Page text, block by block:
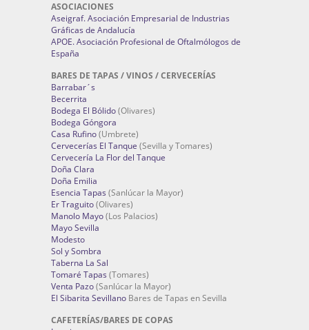
ASOCIACIONES
Aseigraf. Asociación Empresarial de Industrias
Gráficas de Andalucía
APOE. Asociación Profesional de Oftalmólogos de
España
BARES DE TAPAS / VINOS / CERVECERÍAS
Barrabar´s
Becerrita
Bodega El Bólido(Olivares)
Bodega Góngora
Casa Rufino(Umbrete)
Cervecerías El Tanque (Sevilla y Tomares)
Cervecería La Flor del Tanque
Doña Clara
Doña Emilia
Esencia Tapas (Sanlúcar la Mayor)
Er Traguito(Olivares)
Manolo Mayo(Los Palacios)
Mayo Sevilla
Modesto
Sol y Sombra
Taberna La Sal
Tomaré Tapas (Tomares)
Venta Pazo(Sanlúcar la Mayor)
El Sibarita Sevillano Bares de Tapas en Sevilla
CAFETERÍAS/BARES DE COPAS